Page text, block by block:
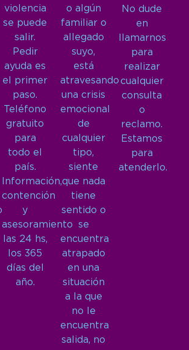
violencia
se puede
salir.
Pedir
ayuda es
el primer
paso.
Teléfono
gratuito
para
todo el
país.
Información,
contención
y
asesoramiento
las 24 hs,
los 365
días del
año.
o algún
familiar o
allegado
suyo,
está
atravesando
una crisis
emocional
de
cualquier
tipo,
siente
que nada
tiene
sentido o
se
encuentra
atrapado
en una
situación
a la que
no le
encuentra
salida, no
No dude
en
llamarnos
para
realizar
cualquier
consulta
o
reclamo.
Estamos
para
atenderlo.